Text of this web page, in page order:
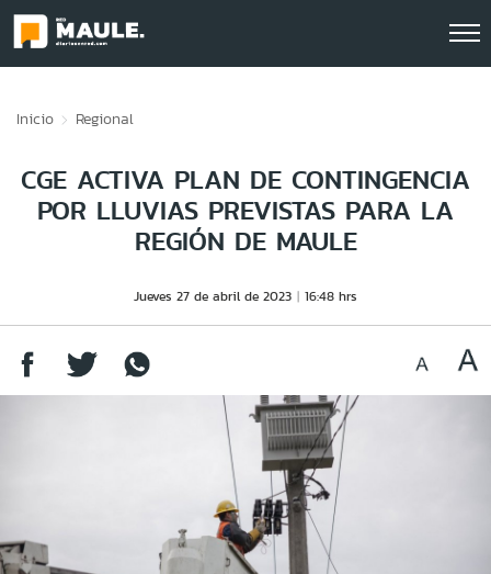
Inicio Regional
CGE ACTIVA PLAN DE CONTINGENCIA
POR LLUVIAS PREVISTAS PARA LA
REGIÓN DE MAULE
Jueves 27 de abril de 2023 16:48 hrs